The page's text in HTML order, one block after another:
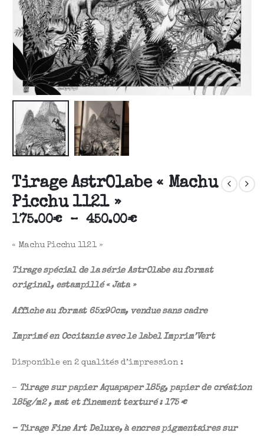
Tirage AstrOlabe « Machu
Picchu 1121 »
175.00€ – 450.00€
« Machu Picchu 1121 »
Tirage spécial de la série AstrOlabe au format
original, estampillé « Jata »
Affiche au format 65x90cm, vendue sans cadre
Imprimé en Occitanie avec le label Imprim’Vert
Disponible en 2 qualités d’impression :
– Tirage sur papier Aquapaper 185g, papier de création
185g/m2 , mat et finement texturé : 175 €
– Tirage Fine Art Deluxe, à encres pigmentaires sur